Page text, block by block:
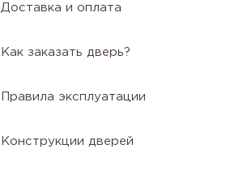
Доставка и оплата
Как заказать дверь?
Правила эксплуатации
Конструкции дверей